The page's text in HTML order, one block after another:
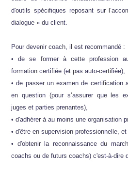
d'outils spécifiques reposant sur
dialogue » du client.
Pour devenir coach, il est recommandé :
• de se former à cette profession
formation certifiée (et pas auto-certifiée),
• de passer un examen de certification
en question (pour s’assurer que les
juges et parties prenantes),
• d'adhérer à au moins une organisation
• d'être en supervision professionnelle,
• d'obtenir la reconnaissance du
coachs ou de futurs coachs) c'est-à-dire